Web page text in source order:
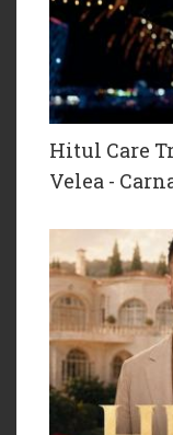
Hitul Care
Velea -